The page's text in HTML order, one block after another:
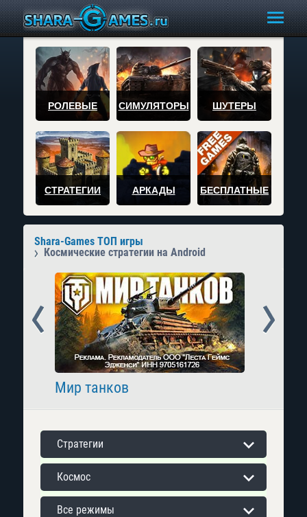
РОЛЕВЫЕ СИМУЛЯТОРЫ ШУТЕРЫ
СТРАТЕГИИ АРКАДЫ БЕСПЛАТНЫЕ
Shara-Games ТОП игры
Космические стратегии на Android
Мир танков
Prev
Стратегии
Космос
Все режимы